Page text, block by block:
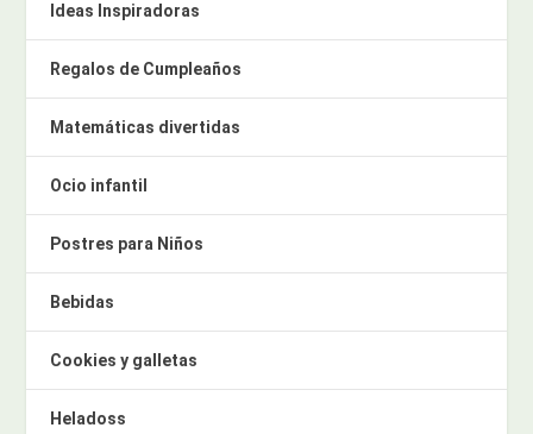
Ideas Inspiradoras
Regalos de Cumpleaños
Matemáticas divertidas
Ocio infantil
Postres para Niños
Bebidas
Cookies y galletas
Heladoss